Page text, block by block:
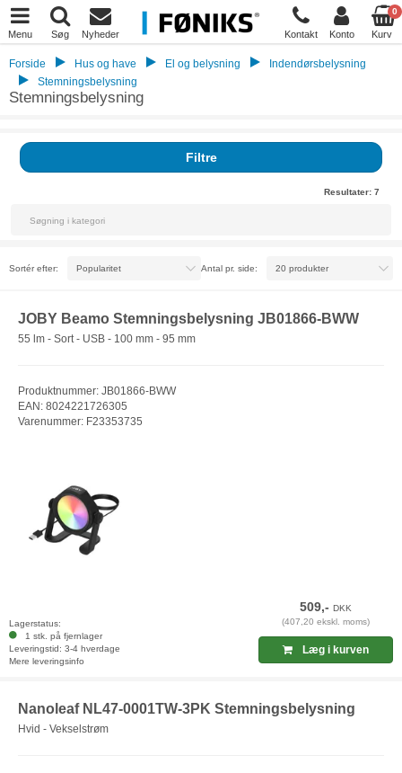
Menu Søg Nyheder Kontakt Konto
0
Kurv
Forside Hus og have El og belysning
Indendørsbelysning
Stemningsbelysning
Stemningsbelysning
Filtre
Resultater: 7
Sortér efter: Antal pr. side:
JOBY Beamo Stemningsbelysning JB01866-BWW
55 lm - Sort - USB - 100 mm - 95 mm
Produktnummer: JB01866-BWW
EAN: 8024221726305
Varenummer: F23353735
Lagerstatus:
1 stk. på fjernlager
Leveringstid: 3-4 hverdage
Mere leveringsinfo
509,-DKK
(407,20 ekskl. moms)
Læg i kurven
Nanoleaf NL47-0001TW-3PK Stemningsbelysning
Hvid - Vekselstrøm